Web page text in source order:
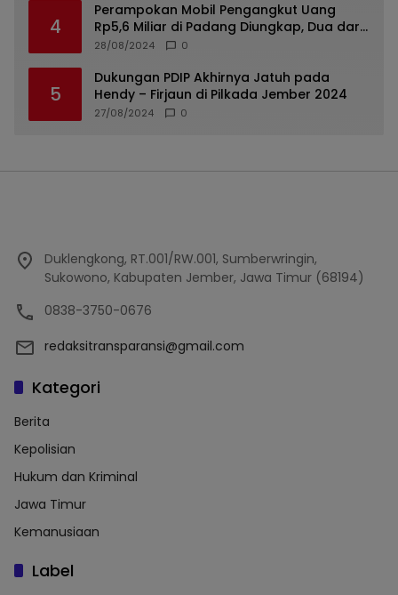
4
Perampokan Mobil Pengangkut Uang
Rp5,6 Miliar di Padang Diungkap, Dua dari
Tiga Tersangka Merupakan Oknum Polisi
28/08/2024 0
5
Dukungan PDIP Akhirnya Jatuh pada
Hendy – Firjaun di Pilkada Jember 2024
27/08/2024 0
Duklengkong, RT.001/RW.001, Sumberwringin,
Sukowono, Kabupaten Jember, Jawa Timur (68194)
0838-3750-0676
redaksitransparansi@gmail.com
Kategori
Berita
Kepolisian
Hukum dan Kriminal
Jawa Timur
Kemanusiaan
Label